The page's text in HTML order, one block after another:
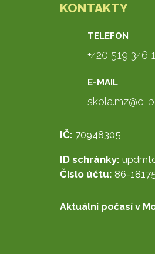
KONTAKTY
TELEFON
+420 519 346
E-MAIL
skola.mz@c-
IČ: 70948305
ID schránky:
Číslo účtu: 86-
Aktuální počasí v